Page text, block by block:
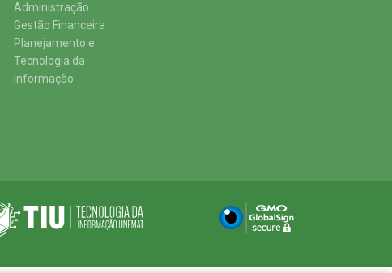
Administração
Gestão Financeira
Planejamento e
Tecnologia da
Informação